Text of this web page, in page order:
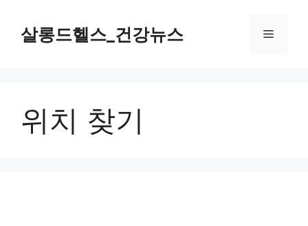
살롱드헬스_건강뉴스 메
위치 찾기